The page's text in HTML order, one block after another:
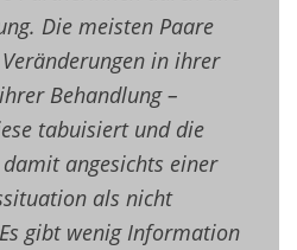
Die meisten Paare
in ihrer
Behandlung –
tabuisiert und die
angesichts einer
als nicht
gibt wenig Information